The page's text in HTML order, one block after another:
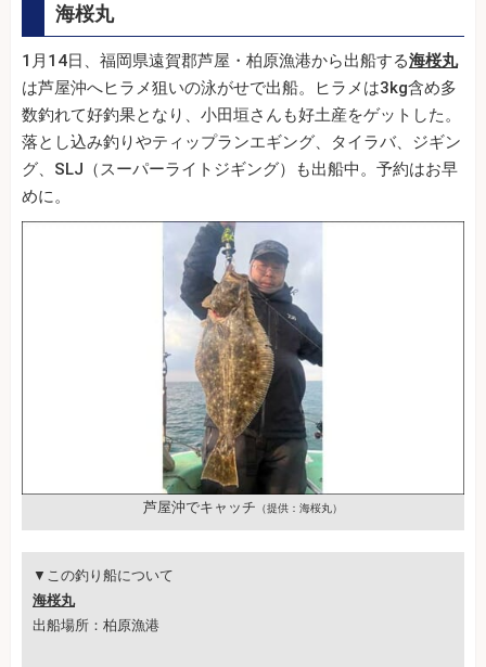
海桜丸
1月14日、福岡県遠賀郡芦屋・柏原漁港から出船する海桜丸
は芦屋沖へヒラメ狙いの泳がせで出船。ヒラメは3kg含め多
数釣れて好釣果となり、小田垣さんも好土産をゲットした。
落とし込み釣りやティップランエギング、タイラバ、ジギン
グ、SLJ（スーパーライトジギング）も出船中。予約はお早
めに。
芦屋沖でキャッチ （提供：海桜丸）
▼この釣り船について
海桜丸
出船場所：柏原漁港